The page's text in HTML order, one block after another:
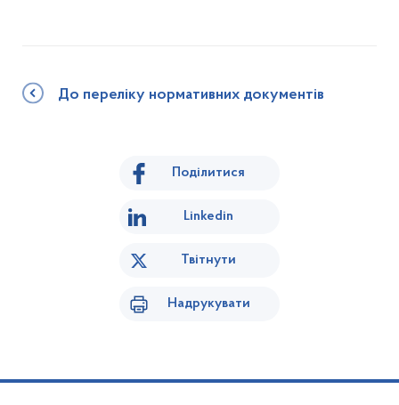
До переліку нормативних документів
Поділитися
Linkedin
Твітнути
Надрукувати